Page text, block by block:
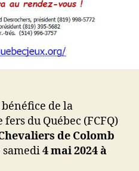
de la
du Québec (FCFQ)
de Colomb
samedi4 mai 2024 à